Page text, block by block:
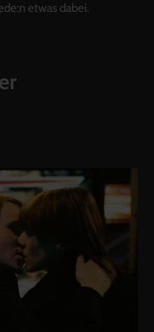
etwas dabei.